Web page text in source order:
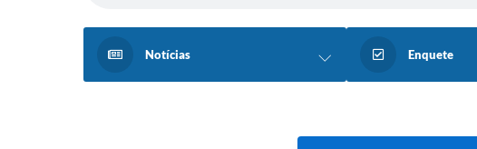
Notícias Enquete